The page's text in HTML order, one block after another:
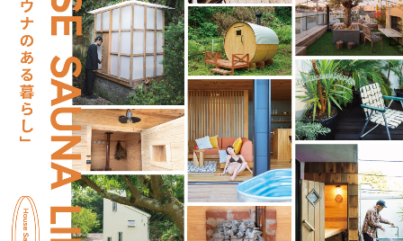
記事を
探す
LL
HOUSE
LINE-
UP
PROJECT